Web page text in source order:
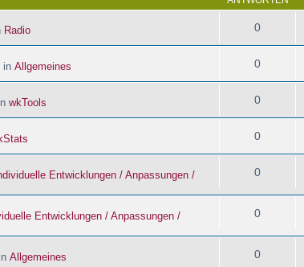
Radio 0
in Allgemeines 0
wkTools 0
0
Entwicklungen / Anpassungen /
0
Entwicklungen / Anpassungen /
0
Allgemeines 0